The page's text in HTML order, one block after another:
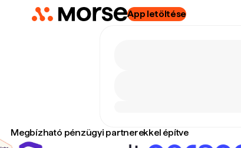
App letöltése
Megbízható pénzügyi partnerekkel építve